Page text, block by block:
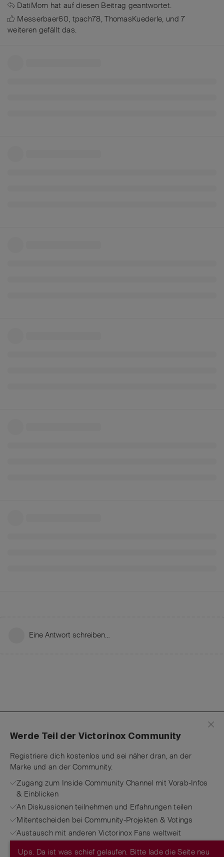
DatiMom hat auf diesen Beitrag geantwortet.
Messerbaer60, tpach78,ThomasKuederle, und7
weiteren gefällt das.
Eine Antwort schreiben…
Ups. Da ist was schief gelaufen. Bitte lade die Seite neu
Werde Teil der Victorinox Community
Registriere dich kostenlos und sei näher dran, an der
Marke und an der Community.
Zugang zum Inside Community Channel mit Vorab-Infos
& Einblicken
An Diskussionen teilnehmen und Erfahrungen teilen
Mitentscheiden bei Community-Projekten & Votings
Austausch mit anderen Victorinox Fans weltweit